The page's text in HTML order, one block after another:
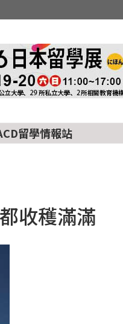
留學情報站
收穫滿滿